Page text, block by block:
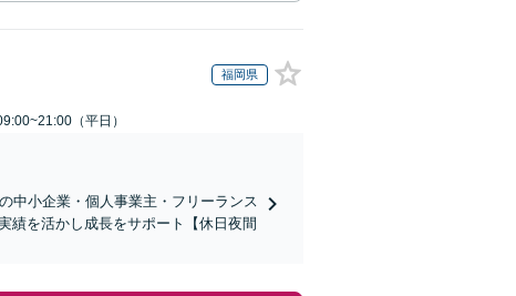
福岡県
（平日）
中小企業・個人事業主・フリーランス
績を活かし成長をサポート【休日夜間